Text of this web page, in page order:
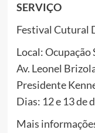
SERVIÇO
Festival Cutural
Local:
Av. Leonel
Presidente
Dias: 12 e 13 de
Mais